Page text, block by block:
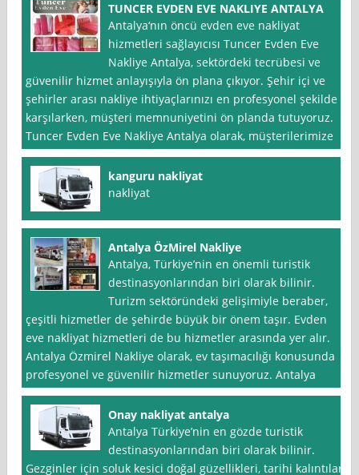
TUNCER EVDEN EVE NAKLIYE ANTALYA
Antalya‘nın öncü evden eve nakliyat
hizmetleri sağlayıcısı Tuncer Evden Eve
Nakliye Antalya, sektördeki tecrübesi ve
güvenilir hizmet anlayışıyla ön plana çıkıyor. Şehir içi ve
şehirler arası nakliye ihtiyaçlarınızı en profesyonel şekilde
karşılarken, müşteri memnuniyetini ön planda tutuyoruz.
Tuncer Evden Eve Nakliye Antalya olarak, müşterilerimize
kanguru nakliyat
nakliyat
Antalya ÖzMirel Nakliye
Antalya, Türkiye’nin en önemli turistik
destinasyonlarından biri olarak bilinir.
Turizm sektöründeki gelişimiyle beraber,
çeşitli hizmetler de şehirde büyük bir önem taşır. Evden
eve nakliyat hizmetleri de bu hizmetler arasında yer alır.
Antalya Özmirel Nakliye olarak, ev taşımacılığı konusunda
profesyonel ve güvenilir hizmetler sunuyoruz. Antalya
Onay nakliyat antalya
Antalya Türkiye’nin en gözde turistik
destinasyonlarından biri olarak bilinir.
Gezginler için soluk kesici doğal güzellikleri, tarihi kalıntıları